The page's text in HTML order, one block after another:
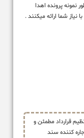
نمونه پرونده اهدا
شما ارائه میکنند .
قرارداد مطمئن و
کننده سند